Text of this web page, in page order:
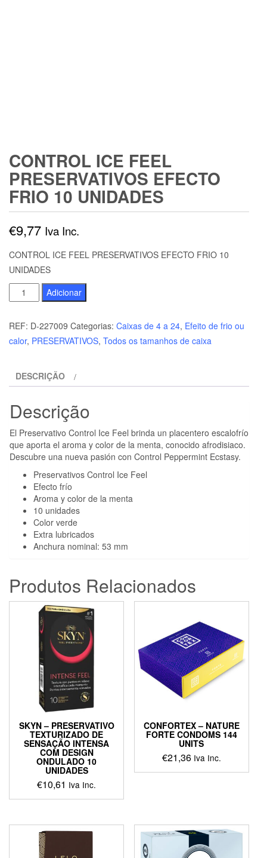
CONTROL ICE FEEL
PRESERVATIVOS EFECTO
FRIO 10 UNIDADES
€9,77 Iva Inc.
CONTROL ICE FEEL PRESERVATIVOS EFECTO FRIO 10
UNIDADES
Quantidade
de
CONTROL
ICE
EFECTO
10
Adicionar
REF: D-227009 Categorias: Caixas de 4 a 24, Efeito de frio ou
calor, PRESERVATIVOS, Todos os tamanhos de caixa
DESCRIÇÃO
Descrição
El Preservativo Control Ice Feel brinda un placentero escalofrío
que aporta el aroma y color de la menta, conocido afrodisiaco.
Descubre una nueva pasión con Control Peppermint Ecstasy.
Preservativos Control Ice Feel
Efecto frío
Aroma y color de la menta
10 unidades
Color verde
Extra lubricados
Anchura nominal: 53 mm
Produtos Relacionados
SKYN – PRESERVATIVO
TEXTURIZADO DE
SENSAÇÃO INTENSA
COM DESIGN
ONDULADO 10
UNIDADES
€10,61 Iva Inc.
CONFORTEX – NATURE
FORTE CONDOMS 144
UNITS
€21,36 Iva Inc.